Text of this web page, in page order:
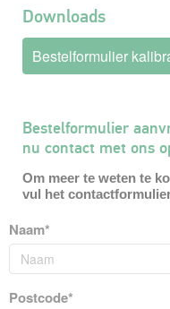
Downloads
Bestelformulier
Bestelformulier
nu contact met ons
Om meer te weten te
vul het
Naam*
Postcode*